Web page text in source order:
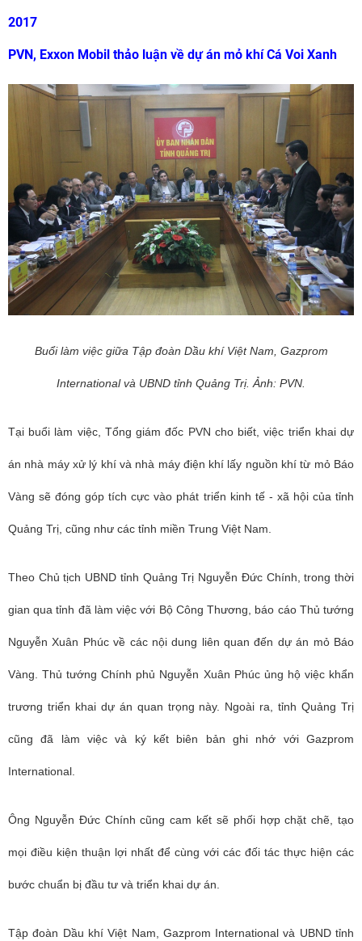
2017
PVN, Exxon Mobil thảo luận về dự án mỏ khí Cá Voi Xanh
Buổi làm việc giữa Tập đoàn Dầu khí Việt Nam, Gazprom
International và UBND tỉnh Quảng Trị. Ảnh: PVN.
Tại buổi làm việc, Tổng giám đốc PVN cho biết, việc triển khai dự
án nhà máy xử lý khí và nhà máy điện khí lấy nguồn khí từ mỏ Báo
Vàng sẽ đóng góp tích cực vào phát triển kinh tế - xã hội của tỉnh
Quảng Trị, cũng như các tỉnh miền Trung Việt Nam.
Theo Chủ tịch UBND tỉnh Quảng Trị Nguyễn Đức Chính, trong thời
gian qua tỉnh đã làm việc với Bộ Công Thương, báo cáo Thủ tướng
Nguyễn Xuân Phúc về các nội dung liên quan đến dự án mỏ Báo
Vàng. Thủ tướng Chính phủ Nguyễn Xuân Phúc ủng hộ việc khẩn
trương triển khai dự án quan trọng này. Ngoài ra, tỉnh Quảng Trị
cũng đã làm việc và ký kết biên bản ghi nhớ với Gazprom
International.
Ông Nguyễn Đức Chính cũng cam kết sẽ phối hợp chặt chẽ, tạo
mọi điều kiện thuận lợi nhất để cùng với các đối tác thực hiện các
bước chuẩn bị đầu tư và triển khai dự án.
Tập đoàn Dầu khí Việt Nam, Gazprom International và UBND tỉnh